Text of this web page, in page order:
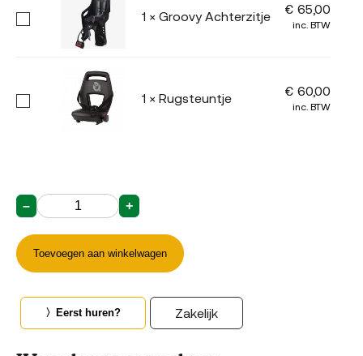
Groovy
Achterzitje
1 × Groovy Achterzitje € 65,00
inc. BTW
Rugsteuntje 1 × Rugsteuntje € 60,00
inc. BTW
Fietstas
Mat
Zwart
Medium
–
36
Rock
aantal
– +
Toevoegen aan winkelwagen
〉Eerst huren? Zakelijk